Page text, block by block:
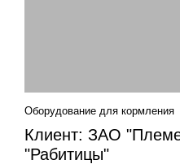
Клиент: ЗАО
"Рабитицы"
Оборудование для кормления